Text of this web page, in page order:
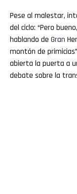
Pese al malestar,
del ciclo: “Pero
hablando de Gran
montón de
abierta la puerta a
debate sobre la